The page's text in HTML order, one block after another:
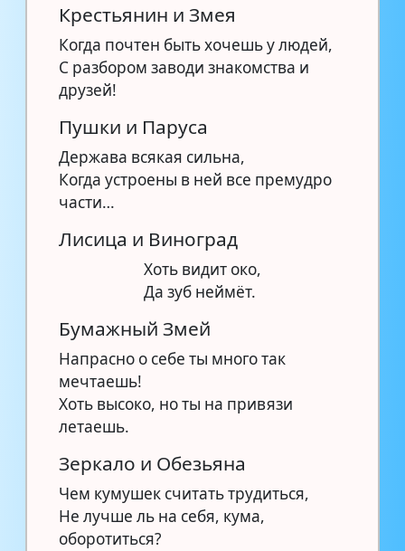
Крестьянин и Змея
Когда почтен быть хочешь у людей,
С разбором заводи знакомства и
друзей!
Пушки и Паруса
Держава всякая сильна,
Когда устроены в ней все премудро
части…
Лисица и Виноград
Хоть видит око,
Да зуб неймёт.
Бумажный Змей
Напрасно о себе ты много так
мечтаешь!
Хоть высоко, но ты на привязи
летаешь.
Зеркало и Обезьяна
Чем кумушек считать трудиться,
Не лучше ль на себя, кума,
оборотиться?